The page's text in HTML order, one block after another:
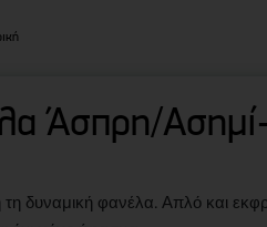
Άσπρη/
δυναμική φανέλα. Απλό και